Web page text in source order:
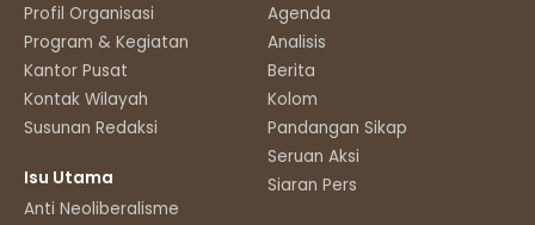
Profil Organisasi
Program & Kegiatan
Kantor Pusat
Kontak Wilayah
Susunan Redaksi
Isu Utama
Anti Neoliberalisme
Agenda
Analisis
Berita
Kolom
Pandangan Sikap
Seruan Aksi
Siaran Pers